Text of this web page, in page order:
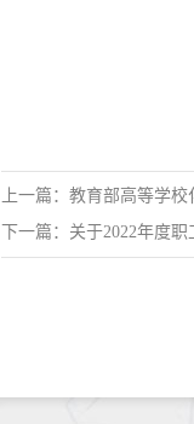
上一篇：教育部高等学
下一篇：关于2022年度